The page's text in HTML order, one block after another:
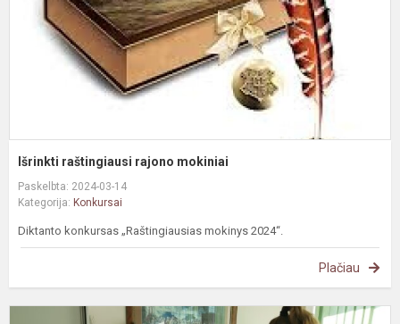
Išrinkti raštingiausi rajono mokiniai
Paskelbta: 2024-03-14
Kategorija: Konkursai
Diktanto konkursas „Raštingiausias mokinys 2024“.
Plačiau